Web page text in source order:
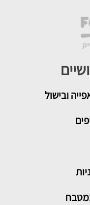
ובישול